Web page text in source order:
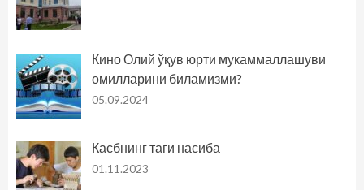
Кино Олий ўқув юрти мукаммаллашуви
омилларини биламизми?
05.09.2024
Касбнинг таги насиба
01.11.2023